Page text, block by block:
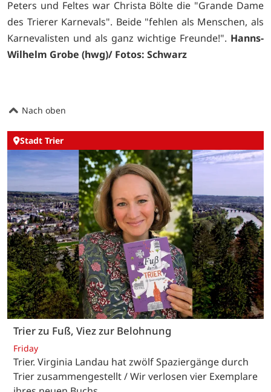
Peters und Feltes war Christa Bölte die "Grande Dame
des Trierer Karnevals". Beide "fehlen als Menschen, als
Karnevalisten und als ganz wichtige Freunde!". Hanns-
Wilhelm Grobe (hwg)/ Fotos: Schwarz
Nach oben
Stadt Trier
Trier zu Fuß, Viez zur Belohnung
Friday
Trier. Virginia Landau hat zwölf Spaziergänge durch
Trier zusammengestellt / Wir verlosen vier Exemplare